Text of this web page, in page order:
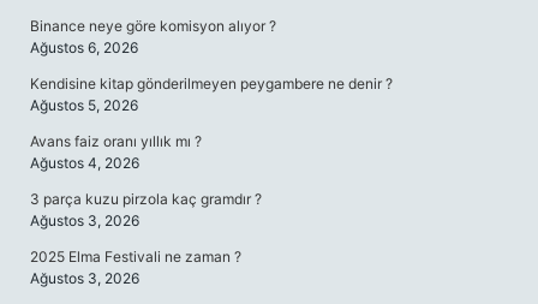
Binance neye göre komisyon alıyor ?
Ağustos 6, 2026
Kendisine kitap gönderilmeyen peygambere ne denir ?
Ağustos 5, 2026
Avans faiz oranı yıllık mı ?
Ağustos 4, 2026
3 parça kuzu pirzola kaç gramdır ?
Ağustos 3, 2026
2025 Elma Festivali ne zaman ?
Ağustos 3, 2026